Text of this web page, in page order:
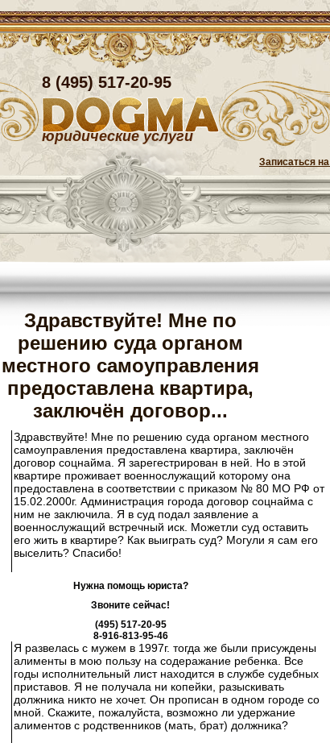
8 (495) 517-20-95
юридические услуги
Записаться на
Здравствуйте! Мне по
решению суда органом
местного самоуправления
предоставлена квартира,
заключён договор...
Здравствуйте! Мне по решению суда органом местного
самоуправления предоставлена квартира, заключён
договор соцнайма. Я зарегестрирован в ней. Но в этой
квартире проживает военнослужащий которому она
предоставлена в соответствии с приказом № 80 МО РФ от
15.02.2000г. Администрация города договор соцнайма с
ним не заключила. Я в суд подал заявление а
военнослужащий встречный иск. Можетли суд оставить
его жить в квартире? Как выиграть суд? Могули я сам его
выселить? Спасибо!
Нужна помощь юриста?
Звоните сейчас!
(495) 517-20-95
8-916-813-95-46
Я развелась с мужем в 1997г. тогда же были присуждены
алименты в мою пользу на содеражание ребенка. Все
годы исполнительный лист находится в службе судебных
приставов. Я не получала ни копейки, разыскивать
должника никто не хочет. Он прописан в одном городе со
мной. Скажите, пожалуйста, возможно ли удержание
алиментов с родственников (мать, брат) должника?